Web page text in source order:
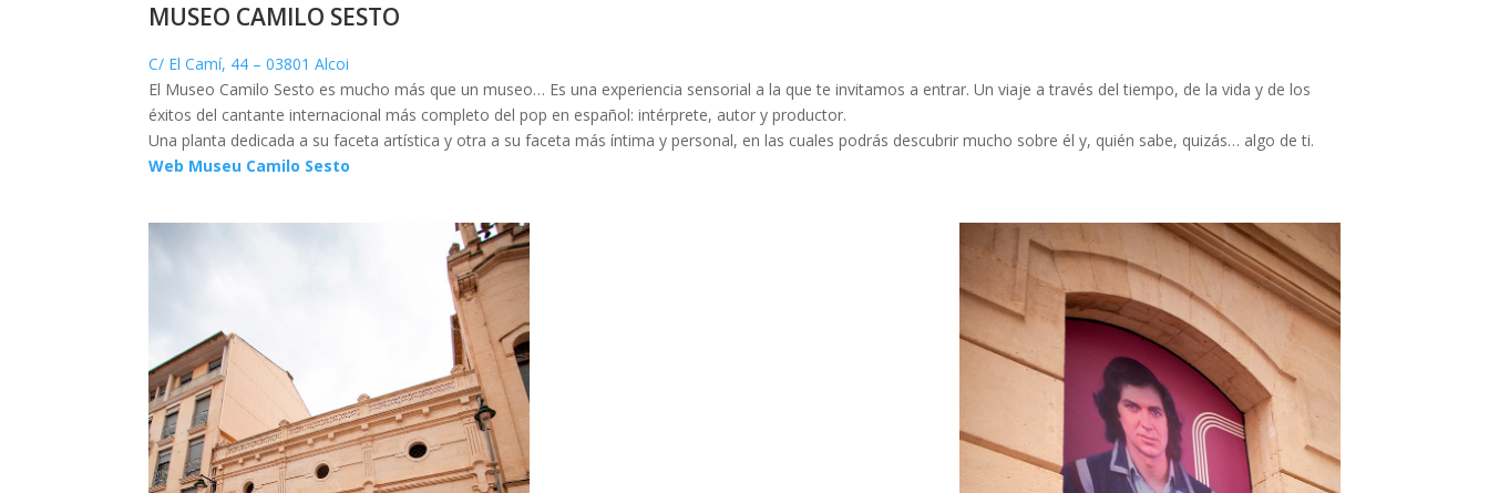
MUSEO CAMILO SESTO
C/ El Camí, 44 – 03801 Alcoi
El Museo Camilo Sesto es mucho más que un museo… Es una experiencia sensorial a la que te invitamos a entrar. Un viaje a través del tiempo, de la vida y de los
éxitos del cantante internacional más completo del pop en español: intérprete, autor y productor.
Una planta dedicada a su faceta artística y otra a su faceta más íntima y personal, en las cuales podrás descubrir mucho sobre él y, quién sabe, quizás… algo de ti.
Web Museu Camilo Sesto